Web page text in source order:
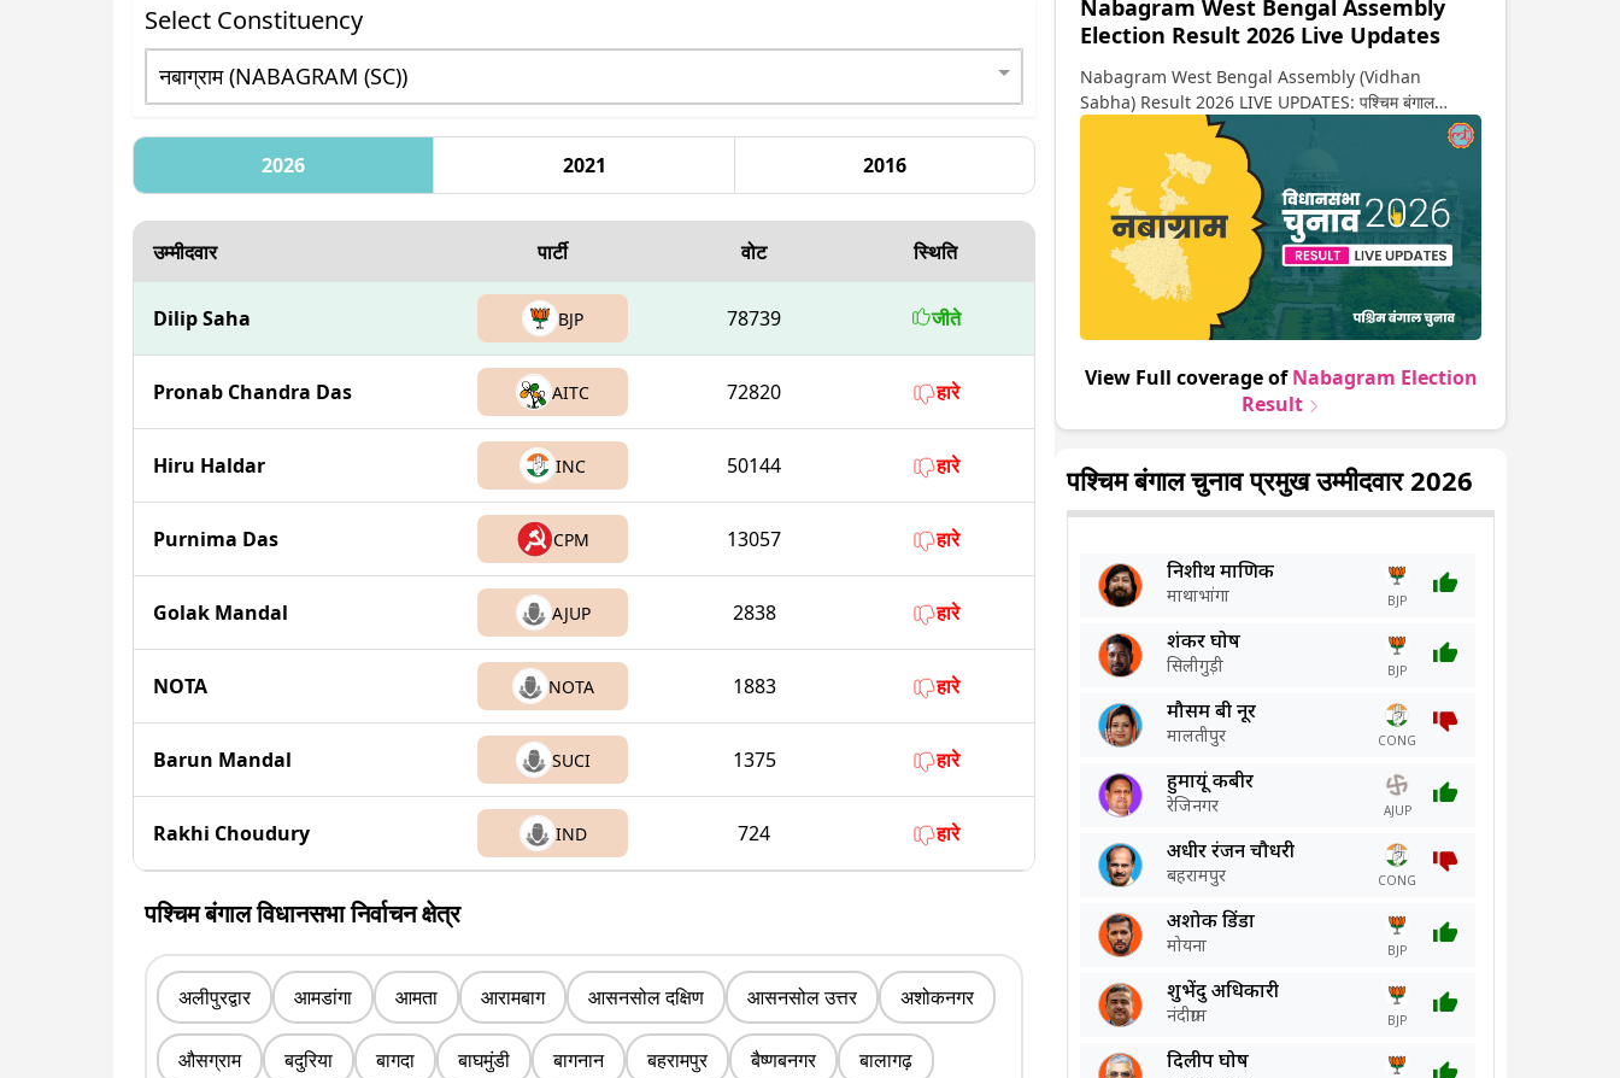
Select Constituency
2026 2021 2016
उम्मीदवार पार्टी वोट स्थिति
Dilip Saha BJP 78739 जीते
Pronab Chandra Das AITC 72820 हारे
Hiru Haldar INC 50144 हारे
Purnima Das CPM 13057 हारे
Golak Mandal AJUP 2838 हारे
NOTA NOTA 1883 हारे
Barun Mandal SUCI 1375 हारे
Rakhi Choudury IND 724 हारे
पश्चिम बंगाल विधानसभा निर्वाचन क्षेत्र
अलीपुरद्वार आमडांगा आमता आरामबाग आसनसोल दक्षिण आसनसोल उत्तर अशोकनगर
औसग्राम बदुरिया बागदा बाघमुंडी बागनान बहरामपुर बैष्णबनगर बालागढ़
Nabagram West Bengal Assembly
Election Result 2026 Live Updates
Nabagram West Bengal Assembly (Vidhan
Sabha) Result 2026 LIVE UPDATES: पश्चिम बंगाल
विधानसभा चुनाव 2026 की गिनती अगले कुछ ही देर में शुरू होने वाली
है. यहां देखें नबाग्राम सीट पर कौन आगे-कौन पीछे से लेकर किस
तरफ जा रहें है रुझान. साथ ही पाइए इस सीट पर हो रही हर एक
हलचल की अपडेट वो भी रियल टाइम में
View Full coverage ofNabagram Election
Result
पश्चिम बंगाल चुनाव प्रमुख उम्मीदवार 2026